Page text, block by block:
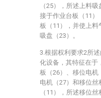
（25），所述上料
接于作业台板（11）
板（11），并使上
吸盘（23）。
3.根据权利要求2所
化设备，其特征在于
板（26）、移位电机
电机（27）和移位丝
（11），所述移位